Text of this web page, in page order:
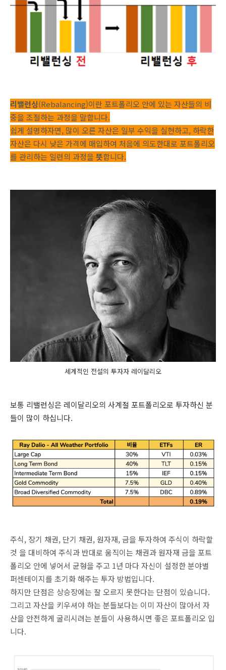
리밸런싱(Rebalancing)이란 포트폴리오 안에 있는 자산들의 비
중을 조절하는 과정을 말합니다.
쉽게 설명하자면, 많이 오른 자산은 일부 수익을 실현하고, 하락한
자산은 다시 낮은 가격에 매입하여 처음에 의도한대로 포트폴리오
를 관리하는 일련의 과정을 뜻합니다.
세계적인 전설의 투자자 레이달리오
보통 리밸런싱은 레이달리오의 사계절 포트폴리오로 투자하신 분
들이 많이 하십니다.
주식, 장기 채권, 단기 채권, 원자재, 금을 투자하여 주식이 하락할
것 을 대비하여 주식과 반대로 움직이는 채권과 원자재 금을 포트
폴리오 안에 넣어서 균형을 주고 1년 마다 자신이 설정한 분야별
퍼센테이지를 초기화 해주는 투자 방법입니다.
하지만 단점은 상승장에는 잘 오르지 못한다는 단점이 있습니다.
그리고 자산을 키우셔야 하는 분들보다는 이미 자산이 많아서 자
산을 안전하게 굴리시려는 분들이 사용하시면 좋은 포트폴리오 입
니다.